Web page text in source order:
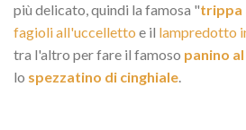
più delicato, quindi la famosa "trippa
fagioli all'uccelletto e il lampredotto
tra l'altro per fare il famoso panino
lo spezzatino di cinghiale.